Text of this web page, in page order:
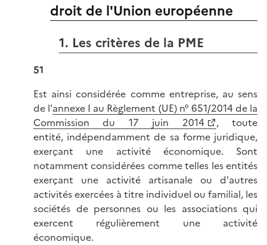
droit de l'Union européenne
1. Les critères de la PME
51
Est ainsi considérée comme entreprise, au sens
de l'annexe I au Règlement (UE) n° 651/2014 de la
Commission du 17 juin 2014
, toute
entité, indépendamment de sa forme juridique,
exerçant une activité économique. Sont
notamment considérées comme telles les entités
exerçant une activité artisanale ou d'autres
activités exercées à titre individuel ou familial, les
sociétés de personnes ou les associations qui
exercent régulièrement une activité
économique.